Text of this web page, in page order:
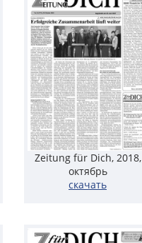
Zeitung für Dich, 2018,
октябрь
скачать